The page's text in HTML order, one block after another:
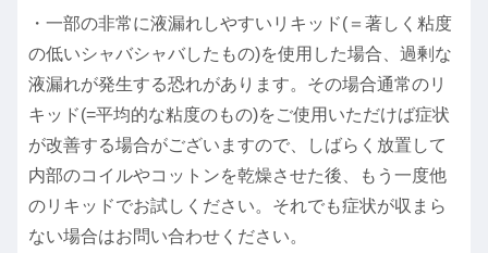
・一部の非常に液漏れしやすいリキッド(＝著しく粘度
の低いシャバシャバしたもの)を使用した場合、過剰な
液漏れが発生する恐れがあります。その場合通常のリ
キッド(=平均的な粘度のもの)をご使用いただけば症状
が改善する場合がございますので、しばらく放置して
内部のコイルやコットンを乾燥させた後、もう一度他
のリキッドでお試しください。それでも症状が収まら
ない場合はお問い合わせください。